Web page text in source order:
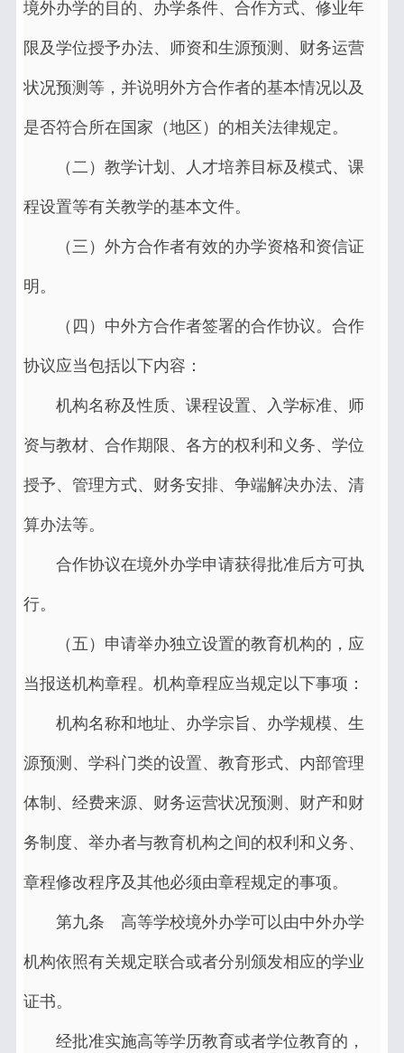
境外办学的目的、办学条件、合作方式、修业年
限及学位授予办法、师资和生源预测、财务运营
状况预测等，并说明外方合作者的基本情况以及
是否符合所在国家（地区）的相关法律规定。
（二）教学计划、人才培养目标及模式、课
程设置等有关教学的基本文件。
（三）外方合作者有效的办学资格和资信证
明。
（四）中外方合作者签署的合作协议。合作
协议应当包括以下内容：
机构名称及性质、课程设置、入学标准、师
资与教材、合作期限、各方的权利和义务、学位
授予、管理方式、财务安排、争端解决办法、清
算办法等。
合作协议在境外办学申请获得批准后方可执
行。
（五）申请举办独立设置的教育机构的，应
当报送机构章程。机构章程应当规定以下事项：
机构名称和地址、办学宗旨、办学规模、生
源预测、学科门类的设置、教育形式、内部管理
体制、经费来源、财务运营状况预测、财产和财
务制度、举办者与教育机构之间的权利和义务、
章程修改程序及其他必须由章程规定的事项。
第九条 高等学校境外办学可以由中外办学
机构依照有关规定联合或者分别颁发相应的学业
证书。
经批准实施高等学历教育或者学位教育的，